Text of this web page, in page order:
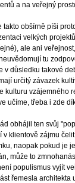
a na veřejný
takto obšírně píši
velkých
ale ani
tu
v důsledku takové
určitý závazek
kulturu vzájemného
učíme, třeba i zde
obhájil ten svůj
v klientově zájmu
naopak pokud je
může to
populismus vyjít
řemesla architekta